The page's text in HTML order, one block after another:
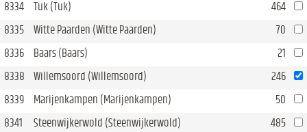
8334
Tuk (Tuk)
464
8335
Witte Paarden (Witte Paarden)
70
8336
Baars (Baars)
21
8338
Willemsoord (Willemsoord)
246
8339
Marijenkampen (Marijenkampen)
50
8341
Steenwijkerwold (Steenwijkerwold)
485